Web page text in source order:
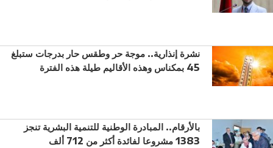
نشرة إنذارية.. موجة حر وطقس حار بدرجات ستبلغ
45 بمكناس وهذه الأقاليم طيلة هذه الفترة
بالأرقام.. المبادرة الوطنية للتنمية البشرية تنجز
1383 مشروعا لفائدة أكثر من 712 ألف